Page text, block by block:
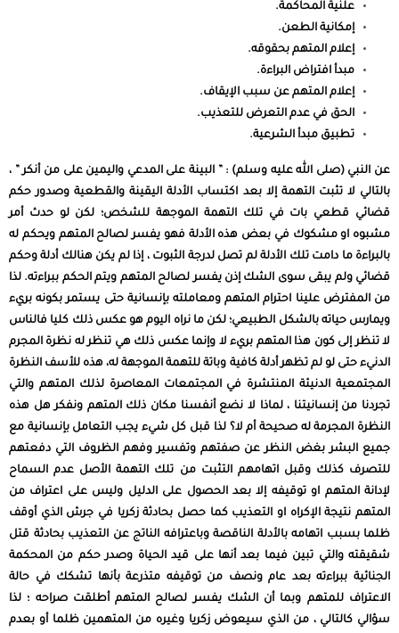
علنية المحاكمة.
إمكانية الطعن.
إعلام المتهم بحقوقه.
مبدأ افتراض البراءة.
إعلام المتهم عن سبب الإيقاف.
الحق في عدم التعرض للتعذيب.
تطبيق مبدأ الشرعية.
عن النبي (صلى الله عليه وسلم) : ” البينة على المدعي واليمين على من أنكر ” ،
بالتالي لا تثبت التهمة إلا بعد اكتساب الأدلة اليقينة والقطعية وصدور حكم
قضائي قطعي بات في تلك التهمة الموجهة للشخص؛ لكن لو حدث أمر
مشبوه او مشكوك في بعض هذه الأدلة فهو يفسر لصالح المتهم ويحكم له
بالبراءة ما دامت تلك الأدلة لم تصل لدرجة الثبوت ، إذا لم يكن هنالك أدلة وحكم
قضائي ولم يبقى سوى الشك إذن يفسر لصالح المتهم ويتم الحكم ببراءته. لذا
من المفترض علينا احترام المتهم ومعاملته بإنسانية حتى يستمر بكونه بريء
ويمارس حياته بالشكل الطبيعي؛ لكن ما نراه اليوم هو عكس ذلك كليا فالناس
لا تنظر إلى كون هذا المتهم بريء لا وإنما عكس ذلك هي تنظر له نظرة المجرم
الدنيء حتى لو لم تظهر أدلة كافية وباتة للتهمة الموجهة له، هذه للأسف النظرة
المجتمعية الدنيئة المنتشرة في المجتمعات المعاصرة لذلك المتهم والتي
تجردنا من إنسانيتنا ، لماذا لا نضع أنفسنا مكان ذلك المتهم ونفكر هل هذه
النظرة المجرمة له صحيحة أم لا؟ لذا قبل كل شيء يجب التعامل بإنسانية مع
جميع البشر بغض النظر عن صفتهم وتفسير وفهم الظروف التي دفعتهم
للتصرف كذلك وقبل اتهامهم التثبت من تلك التهمة الأصل عدم السماح
لإدانة المتهم او توقيفه إلا بعد الحصول على الدليل وليس على اعتراف من
المتهم نتيجة الإكراه او التعذيب كما حصل بحادثة زكريا في جرش الذي أوقف
ظلما بسبب اتهامه بالأدلة الناقصة وباعترافه الناتج عن التعذيب بحادثة قتل
شقيقته والتي تبين فيما بعد أنها على قيد الحياة وصدر حكم من المحكمة
الجنائية ببراءته بعد عام ونصف من توقيفه متذرعة بأنها تشكك في حالة
الاعتراف للمتهم وبما أن الشك يفسر لصالح المتهم أطلقت صراحه ؛ لذا
سؤالي كالتالي ، من الذي سيعوض زكريا وغيره من المتهمين ظلما أو بعدم